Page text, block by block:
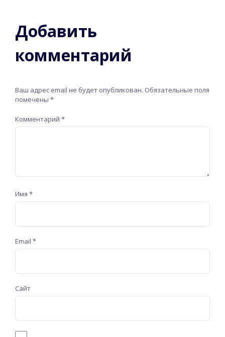
Добавить
комментарий
Ваш адрес email не будет опубликован. Обязательные поля
помечены *
Комментарий *
Имя *
Email *
Сайт